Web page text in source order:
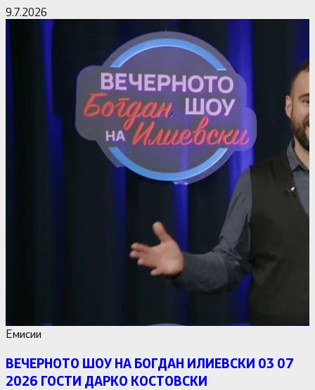
9.7.2026
Емисии
ВЕЧЕРНОТО ШОУ НА БОГДАН ИЛИЕВСКИ 03 07
2026 ГОСТИ ДАРКО КОСТОВСКИ